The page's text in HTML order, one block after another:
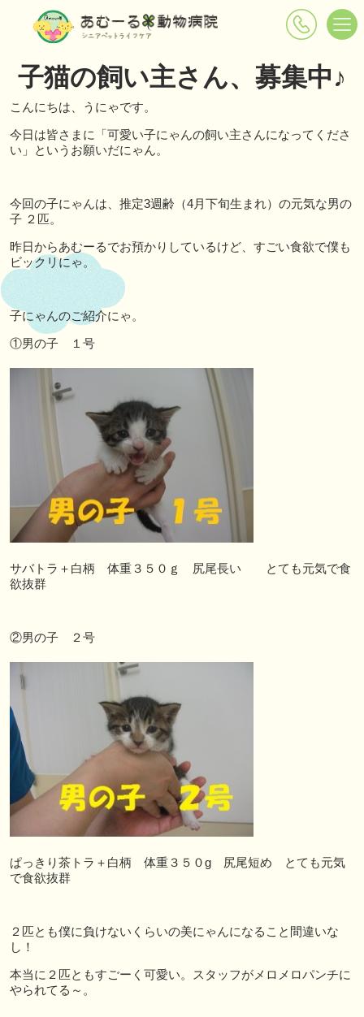
子猫の飼い主さん、募集中♪
こんにちは、うにゃです。
今日は皆さまに「可愛い子にゃんの飼い主さんになってくださ
い」というお願いだにゃん。
今回の子にゃんは、推定3週齢（4月下旬生まれ）の元気な男の
子 ２匹。
昨日からあむーるでお預かりしているけど、すごい食欲で僕も
ビックリにゃ。
子にゃんのご紹介にゃ。
①男の子 １号
サバトラ＋白柄 体重３５０ｇ 尻尾長い とても元気で食
欲抜群
②男の子 ２号
ぱっきり茶トラ＋白柄 体重３５０g 尻尾短め とても元気
で食欲抜群
２匹とも僕に負けないくらいの美にゃんになること間違いな
し！
本当に２匹ともすごーく可愛い。スタッフがメロメロパンチに
やられてる～。